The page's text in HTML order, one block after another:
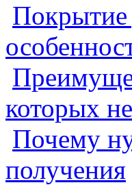
Покрытие
которых
Почему
получения